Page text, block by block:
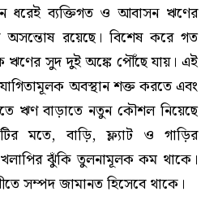
ধরেই ব্যক্তিগত ও আবাসন ঋণের
অসন্তোষ রয়েছে। বিশেষ করে গত
ঋণের সুদ দুই অঙ্কে পৌঁছে যায়। এই
অবস্থান শক্ত করতে এবং
ঋণ বাড়াতে নতুন কৌশল নিয়েছে
মতে, বাড়ি, ফ্ল্যাট ও গাড়ির
ঝুঁকি তুলনামূলক কম থাকে।
সম্পদ জামানত হিসেবে থাকে।